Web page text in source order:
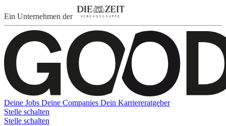
Ein Unternehmen der
Deine Jobs Deine Companies Dein Karriereratgeber
Stelle schalten
Stelle schalten